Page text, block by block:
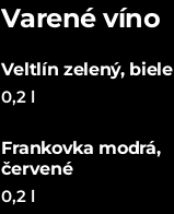
Varené víno
Veltlín zelený, biele
0,2 l
Frankovka modrá,
červené
0,2 l